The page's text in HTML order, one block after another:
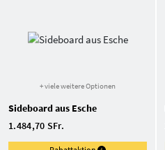
+ viele weitere Optionen
Sideboard aus Esche
1.484,70 SFr.